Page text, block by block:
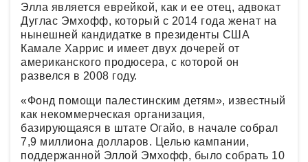
Элла является еврейкой, как и ее отец, адвокат
Дуглас Эмхофф, который с 2014 года женат на
нынешней кандидатке в президенты США
Камале Харрис и имеет двух дочерей от
американского продюсера, с которой он
развелся в 2008 году.
«Фонд помощи палестинским детям», известный
как некоммерческая организация,
базирующаяся в штате Огайо, в начале собрал
7,9 миллиона долларов. Целью кампании,
поддержанной Эллой Эмхофф, было собрать 10